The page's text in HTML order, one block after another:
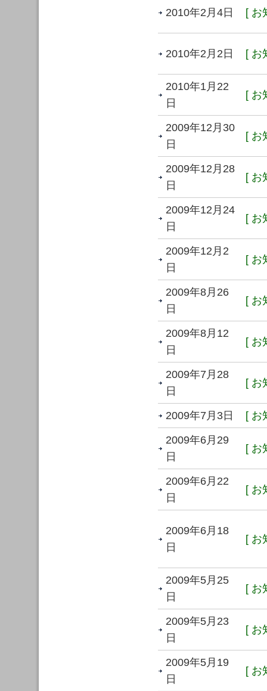
2010年2月4日 [ お
2010年2月2日 [ お
2010年1月22
日
[ お
2009年12月30
日
[ お
2009年12月28
日
[ お
2009年12月24
日
[ お
2009年12月2
日
[ お
2009年8月26
日
[ お
2009年8月12
日
[ お
2009年7月28
日
[ お
2009年7月3日 [ お
2009年6月29
日
[ お
2009年6月22
日
[ お
2009年6月18
日
[ お
2009年5月25
日
[ お
2009年5月23
日
[ お
2009年5月19
日
[ お